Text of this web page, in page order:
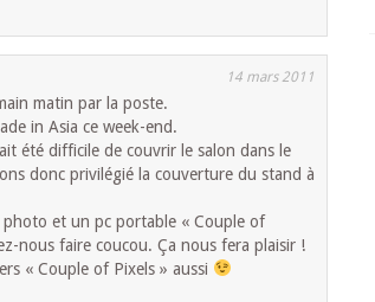
14 mars 2011
matin par la poste.
in Asia ce week-end.
été difficile de couvrir le salon dans le
donc privilégié la couverture du stand à
photo et un pc portable « Couple of
nous faire coucou. Ça nous fera plaisir !
« Couple of Pixels » aussi